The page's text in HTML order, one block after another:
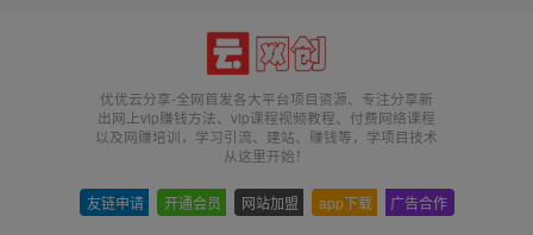
优优云分享-全网首发各大平台项目资源、专注分享新
出网上vip赚钱方法、vip课程视频教程、付费网络课程
以及网赚培训，学习引流、建站、赚钱等，学项目技术
从这里开始！
友链申请 开通会员 网站加盟 app下载 广告合作